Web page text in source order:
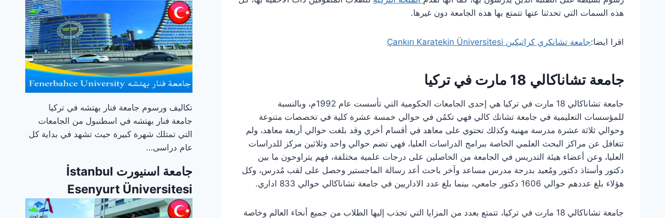
هذه السمات التي تحدثنا عنها تتمتع بها هذه الجامعة دون غيرها.
اقرا ايضا:جامعة تشانكري كراتيكين Çankırı Karatekin Üniversitesi
جامعة تشاناكالي 18 مارت في تركيا
جامعة تشاناكالي 18 مارت في تركيا هي إحدى الجامعات الحكومية التي تأسست عام 1992م، وبالنسبة
للمؤسسات التعليمية في جامعة تشانك كالي فهي تكمُن في حوالي خمسة عشرة كلية في تخصصات متنوعة
وحوالي ثلاثة عشرة مدرسة مهنية وكذلك تحتوي على معاهد في أقسام أخري وقد بلغت حوالي أربعة معاهد، ولم
تتغافل عن مراكز البحث العلمي الخاصة ببرامج الدراسات العليا، فهي تضم حوالي واحد وثلاثين مركز للدراسات
العليا، وعن أعضاء هيئة التدريس في الجامعة من الحاصلين على درجات علمية مختلفة، فهم يتراوحون ما بين
دكتور وأستاذ دكتور ومُعيد بدرجة مدرس مساعد وآخر باحث أعد رسالة الماجستير وحصل على لقب مُدرس، وكل
هؤلاء بلغ عددهم حوالي 1606 دكتور جامعي، بينما بلغ عدد الاداريين في جامعة تشاناكالي حوالي 833 اداري.
جامعة تشاناكالي 18 مارت في تركيا، تتمتع بعدد من المزايا التي تجذب إليها الطلاب من جميع أنحاء العالم وخاصة
تكاليف ورسوم جامعة فنار بهتشه في تركيا
جامعة فنار بهتشه في اسطنبول من الجامعات
التي تمتلك شهرة كبيرة حيث تشهد في بداية كل
عام دراسى…
جامعة اسنيورت İstanbul
Esenyurt Üniversitesi